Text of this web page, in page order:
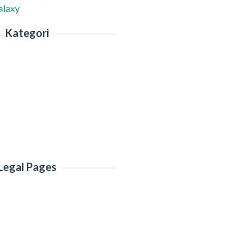
Kategori
Pages